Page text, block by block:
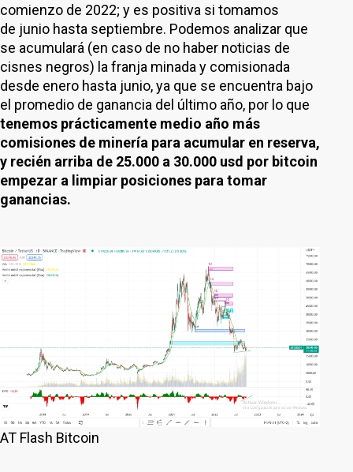
comienzo de 2022; y es positiva si tomamos
de junio hasta septiembre. Podemos analizar que
se acumulará (en caso de no haber noticias de
cisnes negros) la franja minada y comisionada
desde enero hasta junio, ya que se encuentra bajo
el promedio de ganancia del último año, por lo que
tenemos prácticamente medio año más
comisiones de minería para acumular en reserva,
y recién arriba de 25.000 a 30.000 usd por bitcoin
empezar a limpiar posiciones para tomar
ganancias.
AT Flash Bitcoin